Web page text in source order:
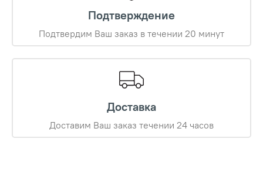
Подтверждение
Подтвердим Ваш заказ в течении 20 минут
Доставка
Доставим Ваш заказ течении 24 часов